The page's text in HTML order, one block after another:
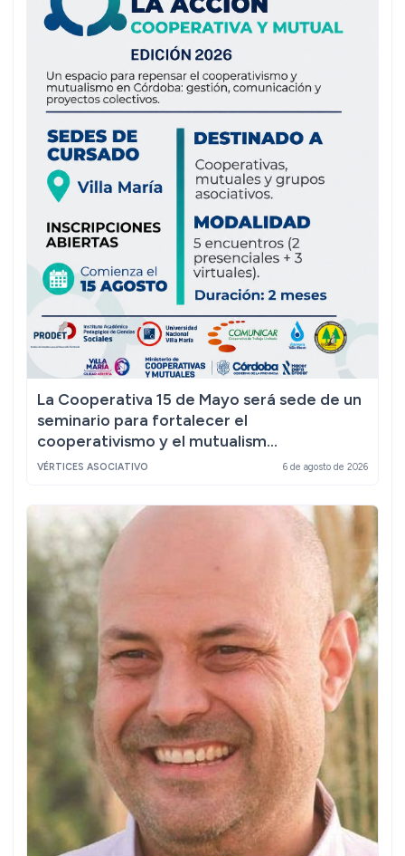
La Cooperativa 15 de Mayo será sede de un
seminario para fortalecer el
cooperativismo y el mutualism...
VÉRTICES ASOCIATIVO 6 de agosto de 2026